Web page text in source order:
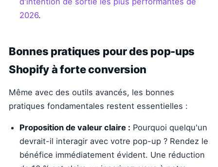
2026.
Bonnes pratiques pour des pop-ups
Shopify à forte conversion
Même avec des outils avancés, les bonnes
pratiques fondamentales restent essentielles :
Proposition de valeur claire : Pourquoi quelqu'un
devrait-il interagir avec votre pop-up ? Rendez le
bénéfice immédiatement évident. Une réduction